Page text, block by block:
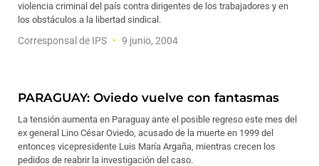
violencia criminal del país contra dirigentes de los trabajadores y en
los obstáculos a la libertad sindical.
Corresponsal de IPS 9 junio, 2004
PARAGUAY: Oviedo vuelve con fantasmas
La tensión aumenta en Paraguay ante el posible regreso este mes del
ex general Lino César Oviedo, acusado de la muerte en 1999 del
entonces vicepresidente Luis María Argaña, mientras crecen los
pedidos de reabrir la investigación del caso.